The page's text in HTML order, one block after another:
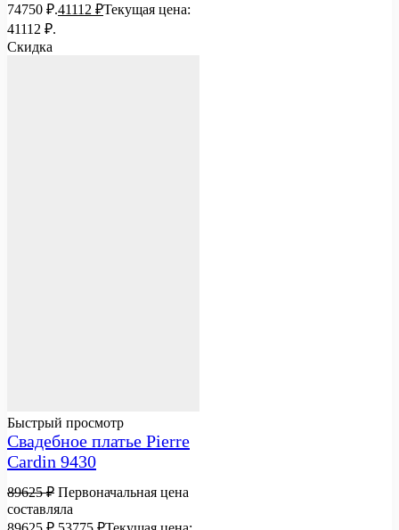
74750 ₽.41112 ₽Текущая цена:
41112 ₽.
Скидка
Быстрый просмотр
Свадебное платье Pierre
Cardin 9430
89625₽ Первоначальная цена
составляла